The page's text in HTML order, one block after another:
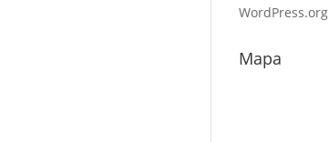
WordPress.org
Mapa